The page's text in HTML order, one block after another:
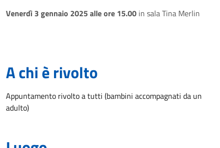
Venerdì 3 gennaio 2025 alle ore 15.00 in sala Tina Merlin
A chi è rivolto
Appuntamento rivolto a tutti (bambini accompagnati da un
adulto)